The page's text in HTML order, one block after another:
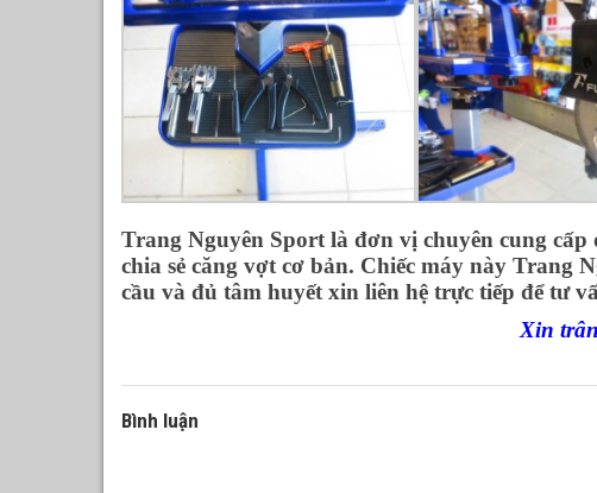
Trang Nguyên Sport là đơn vị chuyên cung
chia sẻ căng vợt cơ bản. Chiếc máy này Trang
cầu và đủ tâm huyết xin liên hệ trực tiếp để tư
Xin
Bình luận